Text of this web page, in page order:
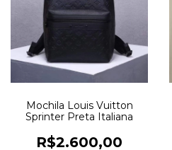
Mochila Louis Vuitton
Sprinter Preta Italiana
R$2.600,00